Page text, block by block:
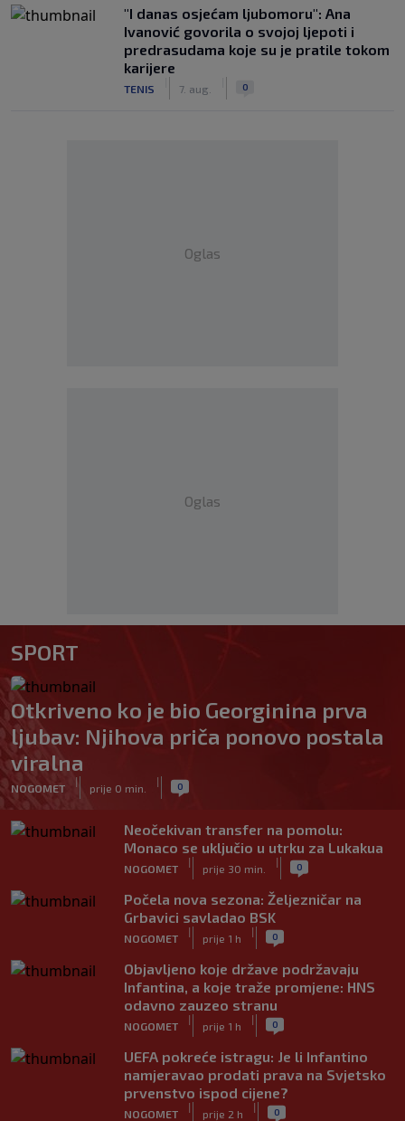
"I danas osjećam ljubomoru": Ana
Ivanović govorila o svojoj ljepoti i
predrasudama koje su je pratile tokom
karijere
TENIS 7. aug. 0
Oglas
Oglas
SPORT
Otkriveno ko je bio Georginina prva
ljubav: Njihova priča ponovo postala
viralna
NOGOMET
|
prije 0 min.
| 0
Neočekivan transfer na pomolu:
Monaco se uključio u utrku za Lukakua
NOGOMET
|
prije 30 min.
| 0
Počela nova sezona: Željezničar na
Grbavici savladao BSK
NOGOMET
|
prije 1 h
| 0
Objavljeno koje države podržavaju
Infantina, a koje traže promjene: HNS
odavno zauzeo stranu
NOGOMET
|
prije 1 h
| 0
UEFA pokreće istragu: Je li Infantino
namjeravao prodati prava na Svjetsko
prvenstvo ispod cijene?
NOGOMET
|
prije 2 h
| 0